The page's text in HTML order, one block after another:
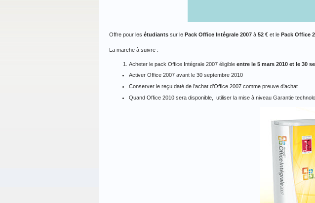
Offre pour les étudiants sur le Pack Office Intégrale 2007 à 52 € et le Pack Office
La marche à suivre :
Acheter le pack Office Intégrale 2007 éligible entre le 5 mars 2010 et le 30
Activer Office 2007 avant le 30 septembre 2010
Conserver le reçu daté de l’achat d’Office 2007 comme preuve d’achat
Quand Office 2010 sera disponible,
utiliser la mise à niveau Garantie